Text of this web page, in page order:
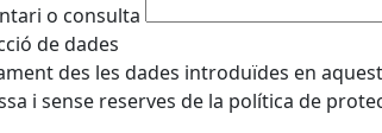
o consulta
de dades
des les dades introduïdes en
i sense reserves de la política de